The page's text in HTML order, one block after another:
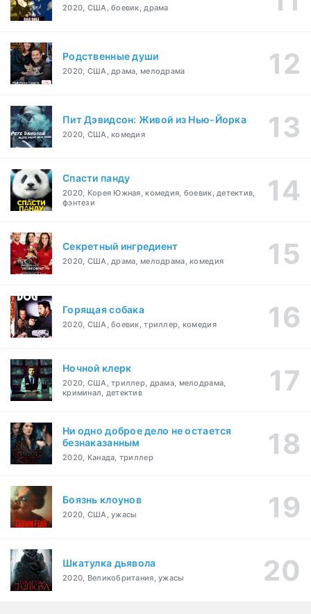
2020, США, боевик, драма
Родственные души
2020, США, драма, мелодрама
Пит Дэвидсон: Живой из Нью-Йорка
2020, США, комедия
Спасти панду
2020, Корея Южная, комедия, боевик, детектив,
фэнтези
Секретный ингредиент
2020, США, драма, мелодрама, комедия
Горящая собака
2020, США, боевик, триллер, комедия
Ночной клерк
2020, США, триллер, драма, мелодрама,
криминал, детектив
Ни одно доброе дело не остается
безнаказанным
2020, Канада, триллер
Боязнь клоунов
2020, США, ужасы
Шкатулка дьявола
2020, Великобритания, ужасы